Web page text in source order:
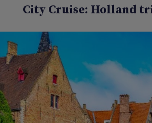
City Cruise: Holland